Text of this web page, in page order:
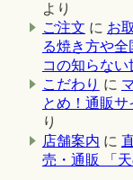
より
ご注文 に お
る焼き方や
コの知らない
こだわり に
とめ！通販
り
店舗案内 に
売・通販 「天